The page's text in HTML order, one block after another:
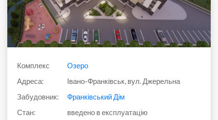
Комплекс
Озеро
Адреса:
Івано-Франківськ, вул. Джерельна
Забудовник:
Франківський Дім
Стан:
введено в експлуатацію